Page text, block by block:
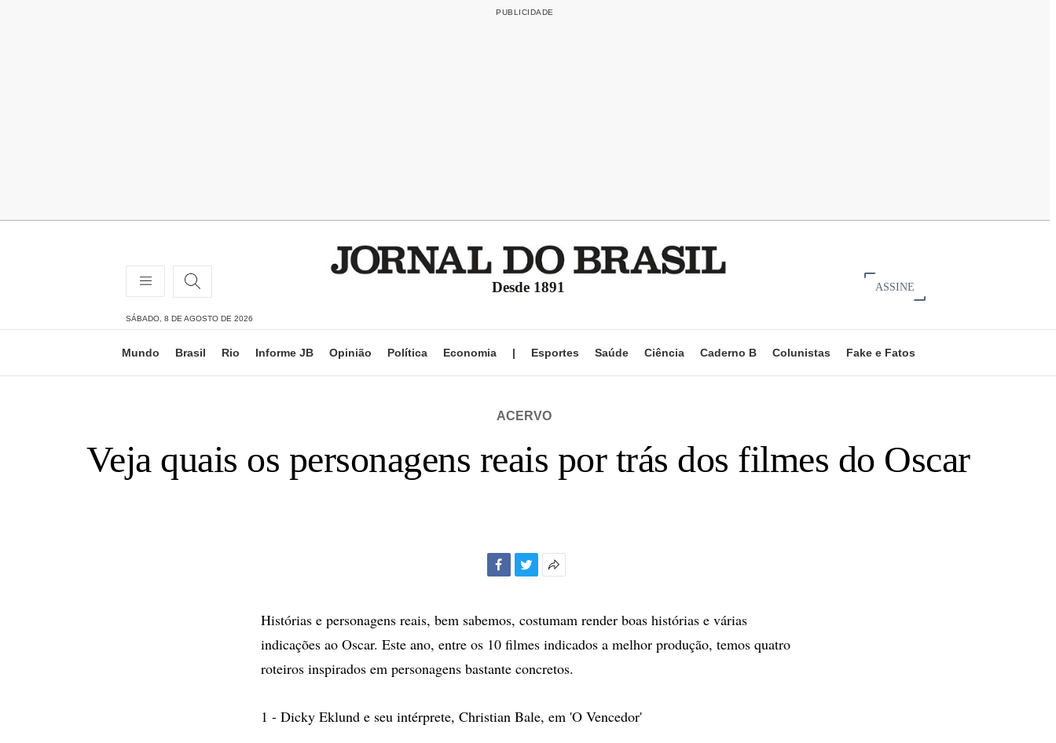
Desde 1891 ASSINE
SÁBADO, 8 DE AGOSTO DE 2026
Mundo Brasil Rio Informe JB Opinião Política Economia | Esportes Saúde Ciência Caderno B Colunistas Fake e Fatos
ACERVO
Veja quais os personagens reais por trás dos filmes do Oscar
compartilhamento
Histórias e personagens reais, bem sabemos, costumam render boas histórias e várias
indicações ao Oscar. Este ano, entre os 10 filmes indicados a melhor produção, temos quatro
roteiros inspirados em personagens bastante concretos.
1 - Dicky Eklund e seu intérprete, Christian Bale, em 'O Vencedor'